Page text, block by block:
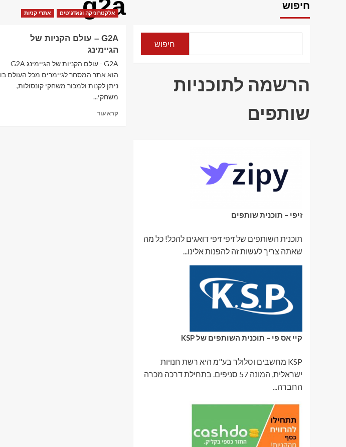
g2a
אלקטרוניקה וגאדג'טים אתרי קניות
G2A – עולם הקניות של
הגיימינג
G2A - עולם הקניות של הגיימינג G2A
הוא אתר המסחר לגיימרים מכל העולם בו
ניתן לקנות ולמכור משחקי קונסולות,
משחקי...
קרא עודRead
חיפוש
חיפוש
הרשמה לתוכניות
שותפים
זיפי – תוכנית שותפים
תוכנית השותפים של זיפי זיפי דואגים להכל! כל מה
שאתה צריך לעשות זה להפנות אלינו...
קיי אס פי – תוכנית השותפים של KSP
KSP מחשבים וסלולר בע"מ היא רשת חנויות
ישראלית, המונה 57 סניפים. בתחילת דרכה מכרה
החברה...